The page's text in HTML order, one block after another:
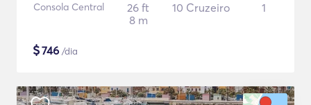
Consola Central
26 ft
8 m
10 Cruzeiro 1
$746 /dia